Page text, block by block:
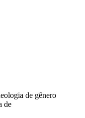
de gênero
de